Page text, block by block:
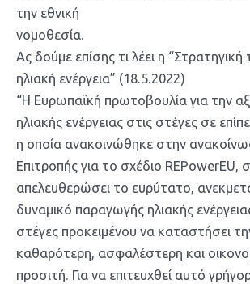
την εθνική
νομοθεσία.
Ας δούμε επίσης τι λέει η “Στρατηγική
ηλιακή ενέργεια” (18.5.2022)
“Η Ευρωπαϊκή πρωτοβουλία για την
ηλιακής ενέργειας στις στέγες σε
η οποία ανακοινώθηκε στην
Επιτροπής για το σχέδιο REPowerEU,
απελευθερώσει το ευρύτατο,
δυναμικό παραγωγής ηλιακής
στέγες προκειμένου να καταστήσει
καθαρότερη, ασφαλέστερη και
προσιτή. Για να επιτευχθεί αυτό